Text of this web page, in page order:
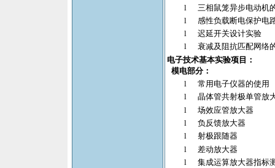
l
三相鼠笼异步电动机
l
感性负载断电保护电
l
迟延开关设计实验
l
衰减及阻抗匹配网络
电子技术基本实验项目：
模电部分：
l
常用电子仪器的使用
l
晶体管共射极单管放
l
场效应管放大器
l
负反馈放大器
l
射极跟随器
l
差动放大器
l
集成运算放大器指标